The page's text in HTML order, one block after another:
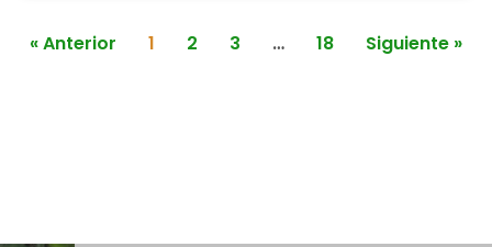
« Anterior 1 2 3 … 18 Siguiente »